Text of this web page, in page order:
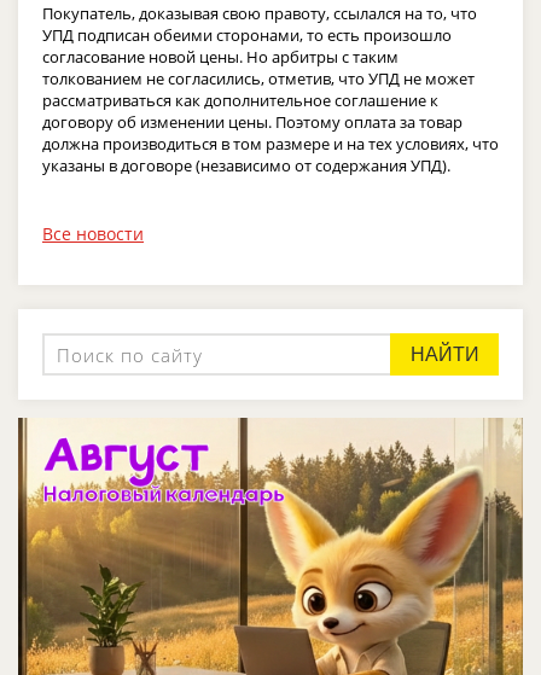
Покупатель, доказывая свою правоту, ссылался на то, что
УПД подписан обеими сторонами, то есть произошло
согласование новой цены. Но арбитры с таким
толкованием не согласились, отметив, что УПД не может
рассматриваться как дополнительное соглашение к
договору об изменении цены. Поэтому оплата за товар
должна производиться в том размере и на тех условиях, что
указаны в договоре (независимо от содержания УПД).
Все новости
НАЙТИ